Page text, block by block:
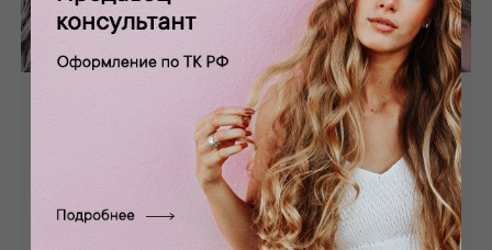
Искусственный
мех черный
длинноворсовый
М-036/1
Состав: 100% п/э